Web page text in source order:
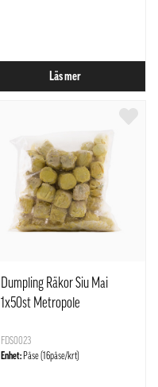
Läs mer
Dumpling Räkor Siu Mai
1x50st Metropole
FDS0023
Enhet: Påse (16påse/krt)